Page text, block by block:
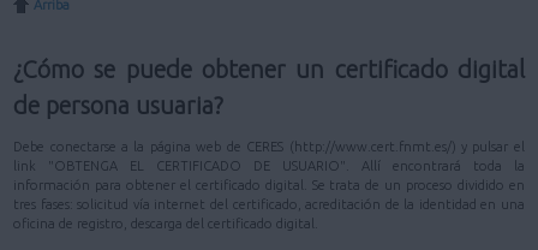
Arriba
¿Cómo se puede obtener un certificado digital
de persona usuaria?
Debe conectarse a la página web de CERES (http://www.cert.fnmt.es/) y pulsar el
link "OBTENGA EL CERTIFICADO DE USUARIO". Allí encontrará toda la
información para obtener el certificado digital. Se trata de un proceso dividido en
tres fases: solicitud vía internet del certificado, acreditación de la identidad en una
oficina de registro, descarga del certificado digital.